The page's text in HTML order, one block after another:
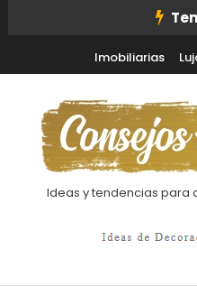
Imobiliarias
Ideas y tendencias para